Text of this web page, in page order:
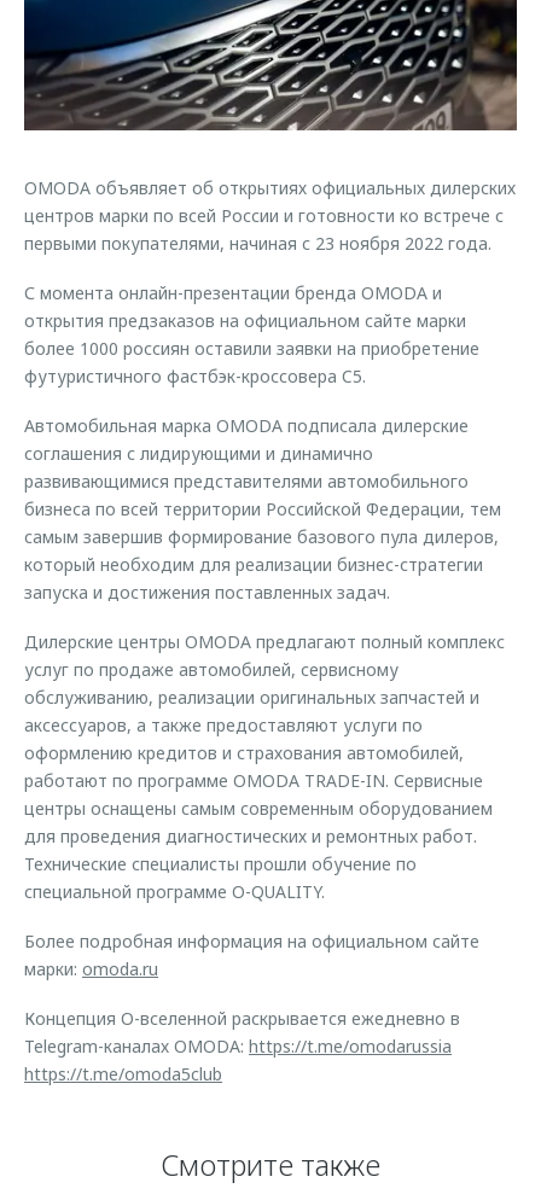
Кредитный калькулятор
Аксессуары
Оригинальные аксессуары
Запчасти
Калькулятор трейд-ин
Клиентская поддержка
O&J Автоклуб
Клуб владельцев OMODA
Аксессуары
Одежда и сувениры
Запчасти
Обратная связь
OMODA объявляет об открытиях официальных дилерских
центров марки по всей России и готовности ко встрече с
первыми покупателями, начиная с 23 ноября 2022 года.
С момента онлайн-презентации бренда OMODA и
открытия предзаказов на официальном сайте марки
более 1000 россиян оставили заявки на приобретение
футуристичного фастбэк-кроссовера C5.
Автомобильная марка OMODA подписала дилерские
соглашения с лидирующими и динамично
развивающимися представителями автомобильного
бизнеса по всей территории Российской Федерации, тем
самым завершив формирование базового пула дилеров,
который необходим для реализации бизнес-стратегии
запуска и достижения поставленных задач.
Дилерские центры OMODA предлагают полный комплекс
услуг по продаже автомобилей, сервисному
обслуживанию, реализации оригинальных запчастей и
аксессуаров, а также предоставляют услуги по
оформлению кредитов и страхования автомобилей,
работают по программе OMODA TRADE-IN. Сервисные
центры оснащены самым современным оборудованием
для проведения диагностических и ремонтных работ.
Технические специалисты прошли обучение по
специальной программе O-QUALITY.
Более подробная информация на официальном сайте
марки: omoda.ru
Концепция O-вселенной раскрывается ежедневно в
Telegram-каналах OMODA: https://t.me/omodarussia
https://t.me/omoda5club
Смотрите также